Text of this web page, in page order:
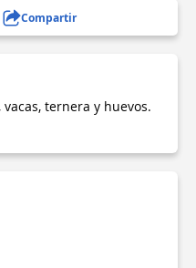
Compartir
ternera y huevos.